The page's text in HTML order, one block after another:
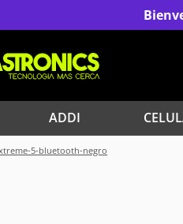
ADDI
5-bluetooth-negro